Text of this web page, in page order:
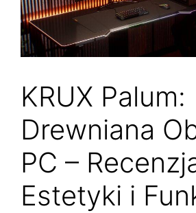
KRUX Palum:
Drewniana
PC –
Estetyki i